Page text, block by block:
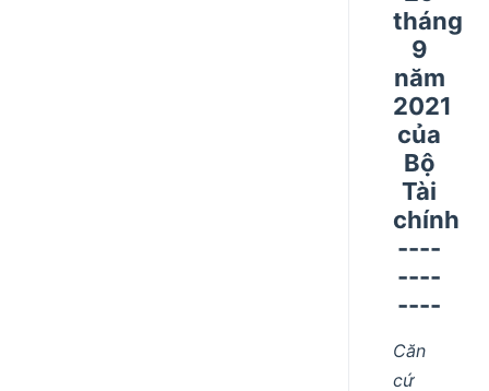
tháng
9
năm
2021
của
Bộ
Tài
chính
----
----
----
Căn
cứ